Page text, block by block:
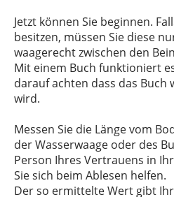
Jetzt können Sie beginnen.
besitzen, müssen Sie diese
waagerecht zwischen den
Mit einem Buch funktioniert
darauf achten dass das Buch
wird.
Messen Sie die Länge vom
der Wasserwaage oder des
Person Ihres Vertrauens in
Sie sich beim Ablesen helfen.
Der so ermittelte Wert gibt